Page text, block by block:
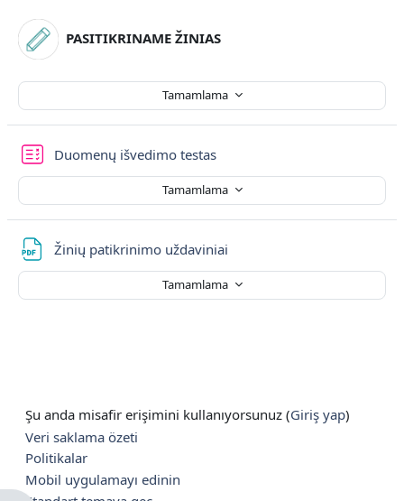
Tamamlama
PASITIKRINAME ŽINIAS
Duomenų išvedimo testasSınav
Tamamlama
Žinių patikrinimo uždaviniai
Tamamlama
Şu anda misafir erişimini kullanıyorsunuz (Giriş yap)
Veri saklama özeti
Politikalar
Mobil uygulamayı edinin